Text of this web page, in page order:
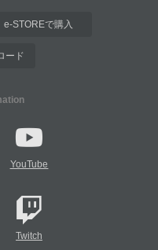
e-STOREで購入
ード
YouTube
Twitch